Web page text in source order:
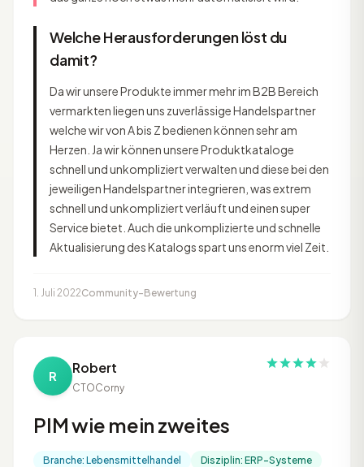
Welche Herausforderungen löst du
damit?
Da wir unsere Produkte immer mehr im B2B Bereich
vermarkten liegen uns zuverlässige Handelspartner
welche wir von A bis Z bedienen können sehr am
Herzen. Ja wir können unsere Produktkataloge
schnell und unkompliziert verwalten und diese bei den
jeweiligen Handelspartner integrieren, was extrem
schnell und unkompliziert verläuft und einen super
Service bietet. Auch die unkomplizierte und schnelle
Aktualisierung des Katalogs spart uns enorm viel Zeit.
1. Juli 2022Community-Bewertung
R Robert
CTOCorny
PIM wie mein zweites
Branche: Lebensmittelhandel Disziplin: ERP-Systeme